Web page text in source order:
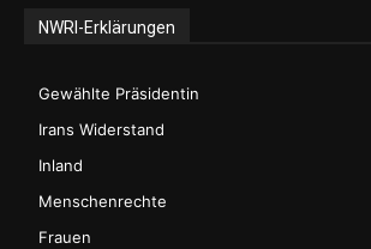
NWRI-Erklärungen
Gewählte Präsidentin
Irans Widerstand
Inland
Menschenrechte
Frauen